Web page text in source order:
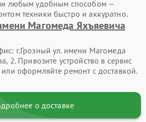
любым удобным способом —
техники быстро и аккуратно.
Магомеда Яхъяевича
г.Грозный ул. имени Магомеда
2. Привозите устройство в сервис
или оформляйте ремонт с доставкой.
о доставке